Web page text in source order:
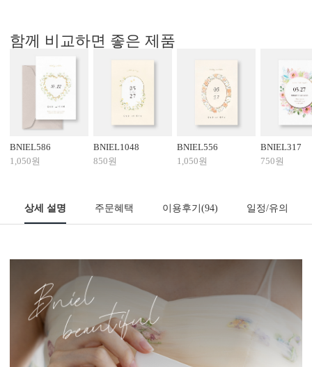
함께 비교하면 좋은 제품
BNIEL586
1,050원
BNIEL1048
850원
BNIEL556
1,050원
BNIEL317
750원
상세 설명 주문혜택 이용후기(94) 일정/유의